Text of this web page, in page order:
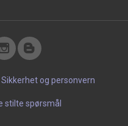
Sikkerhet og personvern
stilte spørsmål